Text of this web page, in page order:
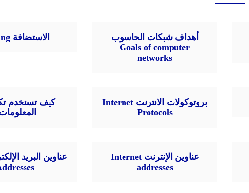
أهداف شبكات الحاسوب
Goals of computer
networks
الاستضافة Hosting
بروتوكولات الانترنت Internet
Protocols
كيف تستخدم
عناوين الإنترنت Internet
addresses